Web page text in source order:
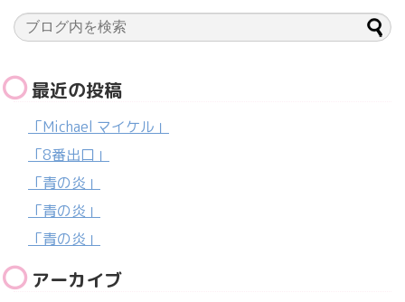
最近の投稿
「Michael マイケル」
「8番出口」
「青の炎」
「青の炎」
「青の炎」
アーカイブ